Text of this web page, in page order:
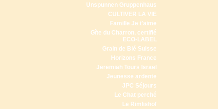
Unspunnen Gruppenhaus
CULTIVER LA VIE
Famille Je t'aime
Gîte du Charron, certifié
ECO-LABEL
Grain de Blé Suisse
Horizons France
Jeremiah Tours Israël
Jeunesse ardente
JPC Séjours
Le Chat perché
Le Rimlishof